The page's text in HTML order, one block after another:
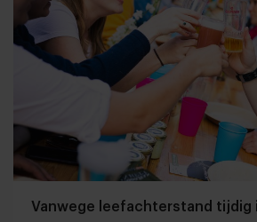
Vanwege leefachterstand tijdig